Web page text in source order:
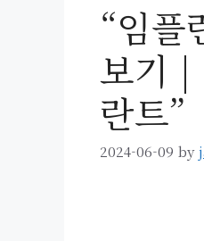
“임플
보기 |
란트”
2024-06-09 by